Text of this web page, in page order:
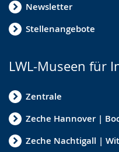
Newsletter
Stellenangebote
LWL-Museen für
Zentrale
Zeche Hannover |
Zeche Nachtigall |